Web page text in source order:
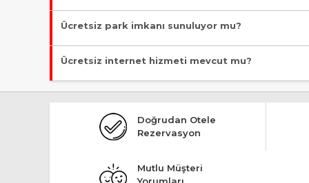
Malesef, evcil hayvan kabul edilmiyor!
Ücretsiz park imkanı sunuluyor mu?
Evet, ücretsiz park imkanı mevcut.
Ücretsiz internet hizmeti mevcut mu?
Evet, ücretsiz internet hizmeti sunuluyor.
Doğrudan Otele
Rezervasyon
Mutlu Müşteri